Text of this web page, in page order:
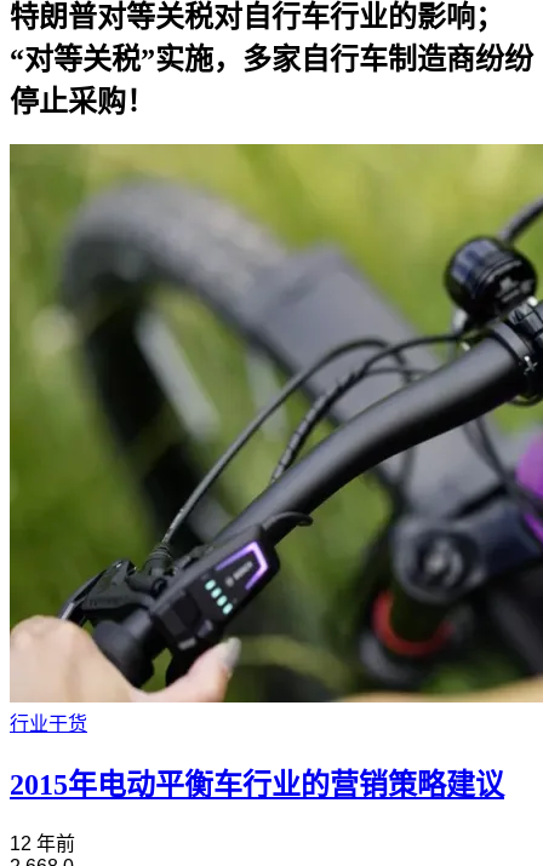
特朗普对等关税对自行车行业的影响；
“对等关税”实施，多家自行车制造商纷纷
停止采购！
行业干货
2015年电动平衡车行业的营销策略建议
12 年前